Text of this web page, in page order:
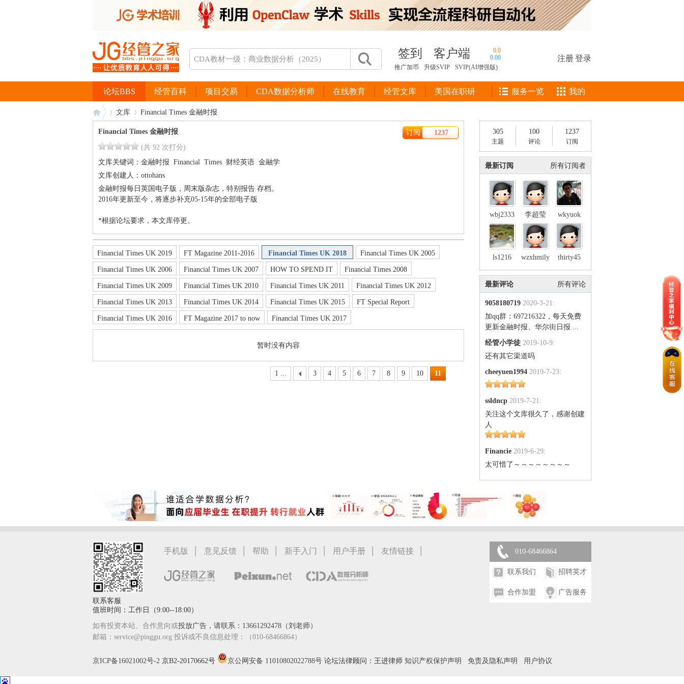
签到 客户端
0.0
0.00
推广加币
升级SVIP SVIP(AI增强版)
注册登录
经管百科 项目交易 CDA数据分析师 在线教育 经管文库 美国在职研
论坛BBS 服务一览 我的
管
之
文库 Financial Times 金融时报
Financial Times 金融时报 1237
订阅
(共 92 次打分)
文库关键词： 金融时报 Financial Times 财经英语 金融学
文库创建人： ottohans
金融时报每日英国电子版，周末版杂志，特别报告 存档。
2016年更新至今，将逐步补充05-15年的全部电子版
*根据论坛要求，本文库停更。
Financial Times UK 2019 FT Magazine 2011-2016 Financial Times UK 2018 Financial Times UK 2005
Financial Times UK 2006 Financial Times UK 2007 HOW TO SPEND IT Financial Times 2008
Financial Times UK 2009 Financial Times UK 2010 Financial Times UK 2011 Financial Times UK 2012
Financial Times UK 2013 Financial Times UK 2014 Financial Times UK 2015 FT Special Report
Financial Times UK 2016 FT Magazine 2017 to now Financial Times UK 2017
暂时没有内容
1 ... 3 4 5 6 7 8 9 10 11
305
主题
100
评论
1237
订阅
所有订阅者
最新订阅
wbj2333 李超莹 wkyuok
ls1216 wzxhmily thirty45
所有评论
最新评论
9058180719 2020-3-21:
加qq群：697216322，每天免费
更新金融时报、华尔街日报 ...
经管小学徒 2019-10-9:
还有其它渠道吗
cheeyuen1994 2019-7-23:
ssldncp 2019-7-21:
关注这个文库很久了，感谢创建
人
Financie 2019-6-29:
太可惜了～～～～～～～～
手机版 | 意见反馈 | 帮助 | 新手入门 | 用户手册 | 友情链接 |
联系客服
值班时间：工作日（9:00--18:00）
如有投资本站、合作意向或投放广告，请联系：13661292478（刘老师）
邮箱：service@pinggu.org 投诉或不良信息处理：（010-68466864）
010-68466864
联系我们 招聘英才
合作加盟 广告服务
京ICP备16021002号-2 京B2-20170662号 京公网安备 11010802022788号 论坛法律顾问：王进律师 知识产权保护声明 免责及隐私声明 用户协议